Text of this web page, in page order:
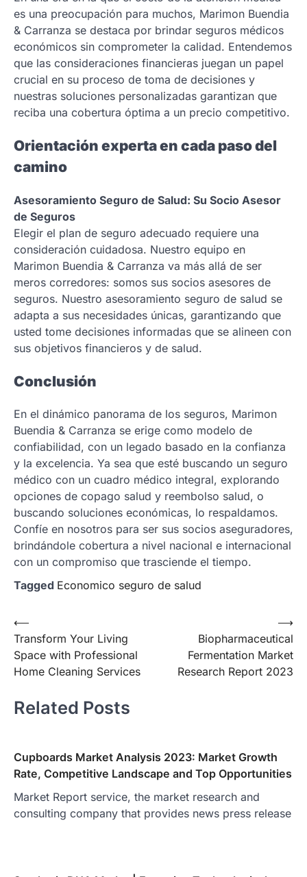
es una preocupación para muchos, Marimon Buendia
& Carranza se destaca por brindar seguros médicos
económicos sin comprometer la calidad. Entendemos
que las consideraciones financieras juegan un papel
crucial en su proceso de toma de decisiones y
nuestras soluciones personalizadas garantizan que
reciba una cobertura óptima a un precio competitivo.
Orientación experta en cada paso del
camino
Asesoramiento Seguro de Salud: Su Socio Asesor
de Seguros
Elegir el plan de seguro adecuado requiere una
consideración cuidadosa. Nuestro equipo en
Marimon Buendia & Carranza va más allá de ser
meros corredores: somos sus socios asesores de
seguros. Nuestro asesoramiento seguro de salud se
adapta a sus necesidades únicas, garantizando que
usted tome decisiones informadas que se alineen con
sus objetivos financieros y de salud.
Conclusión
En el dinámico panorama de los seguros, Marimon
Buendia & Carranza se erige como modelo de
confiabilidad, con un legado basado en la confianza
y la excelencia. Ya sea que esté buscando un seguro
médico con un cuadro médico integral, explorando
opciones de copago salud y reembolso salud, o
buscando soluciones económicas, lo respaldamos.
Confíe en nosotros para ser sus socios aseguradores,
brindándole cobertura a nivel nacional e internacional
con un compromiso que trasciende el tiempo.
Tagged Economico seguro de salud
Post
navigation
⟵
Transform Your Living
Space with Professional
Home Cleaning Services
Biopharmaceutical
Fermentation Market
Research Report 2023
⟶
Related Posts
Cupboards Market Analysis 2023: Market Growth
Rate, Competitive Landscape and Top Opportunities
Market Report service, the market research and
consulting company that provides news press release